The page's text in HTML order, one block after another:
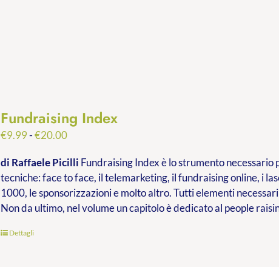
Fundraising Index
€9.99-€20.00Fascia
prezzo:
da
€9.99
a
di Raffaele Picilli Fundraising Index è lo strumento
tecniche: face to face, il telemarketing, il fundraising online, i
1000, le sponsorizzazioni e molto altro. Tutti elementi
Non da ultimo, nel volume un capitolo è dedicato al people
Dettagli